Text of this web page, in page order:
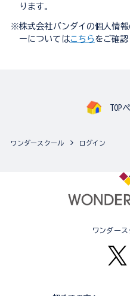
ります。
※株式会社バンダイの個人情
ーについてはこちら をご確認
ワンダースクール ログイン
ワンダース